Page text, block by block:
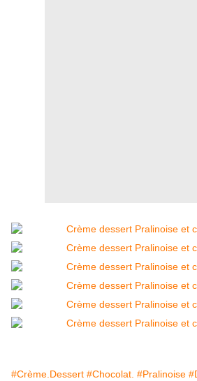
#Crème.Dessert #Chocolat. #Pralinoise